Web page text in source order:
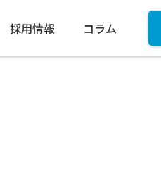
採用情報 コラム